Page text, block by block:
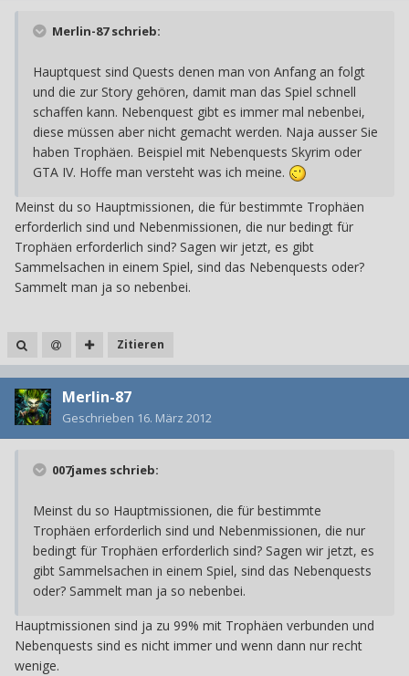
Merlin-87 schrieb:
Hauptquest sind Quests denen man von Anfang an folgt
und die zur Story gehören, damit man das Spiel schnell
schaffen kann. Nebenquest gibt es immer mal nebenbei,
diese müssen aber nicht gemacht werden. Naja ausser Sie
haben Trophäen. Beispiel mit Nebenquests Skyrim oder
GTA IV. Hoffe man versteht was ich meine.
Meinst du so Hauptmissionen, die für bestimmte Trophäen
erforderlich sind und Nebenmissionen, die nur bedingt für
Trophäen erforderlich sind? Sagen wir jetzt, es gibt
Sammelsachen in einem Spiel, sind das Nebenquests oder?
Sammelt man ja so nebenbei.
Zitieren
Merlin-87
Geschrieben 16. März 2012
007james schrieb:
Meinst du so Hauptmissionen, die für bestimmte
Trophäen erforderlich sind und Nebenmissionen, die nur
bedingt für Trophäen erforderlich sind? Sagen wir jetzt, es
gibt Sammelsachen in einem Spiel, sind das Nebenquests
oder? Sammelt man ja so nebenbei.
Hauptmissionen sind ja zu 99% mit Trophäen verbunden und
Nebenquests sind es nicht immer und wenn dann nur recht
wenige.